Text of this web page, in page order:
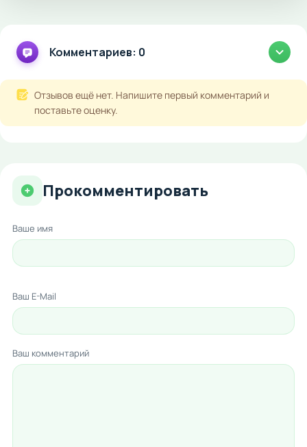
Комментариев: 0
Отзывов ещё нет. Напишите первый комментарий и
поставьте оценку.
Прокомментировать
Ваше имя
Ваш E-Mail
Ваш комментарий